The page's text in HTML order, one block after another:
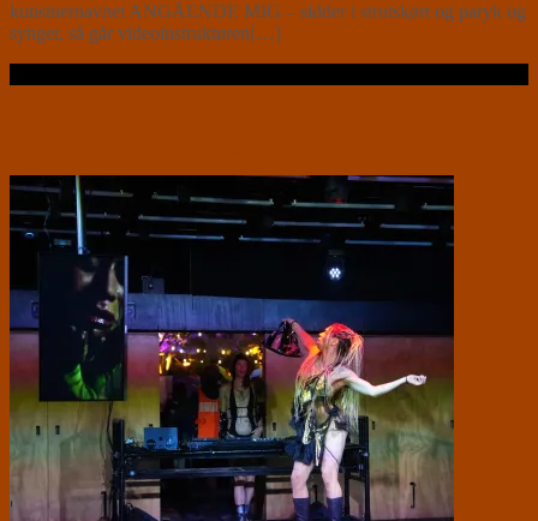
kunstnernavnet ANGÅENDE MIG – sidder i strutskørt og paryk og
synger, så går videoinstruktøren[…]